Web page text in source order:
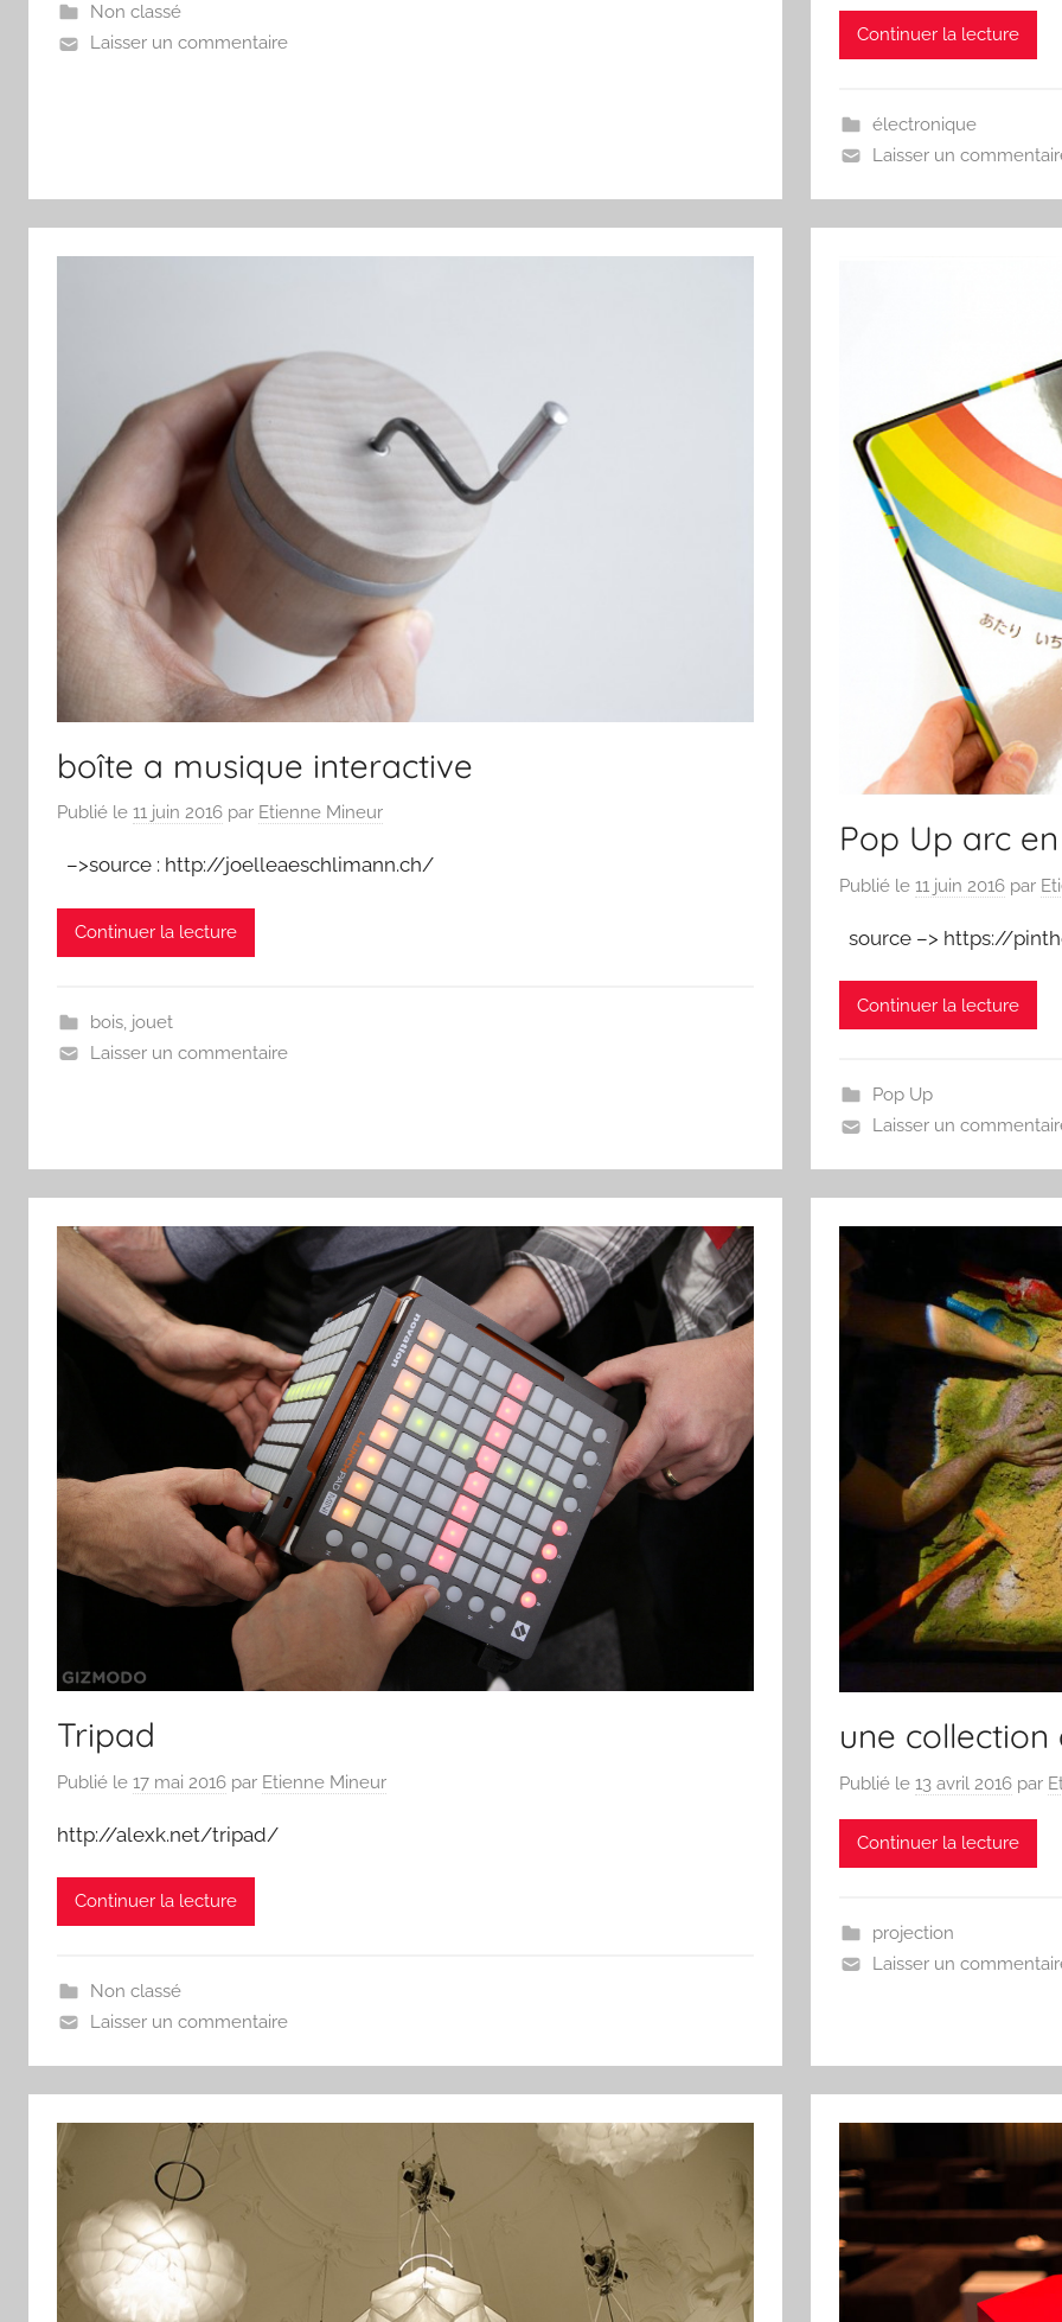
Non classé
Laisser un commentaire
Continuer la lecture
électronique
Laisser un
boîte a musique interactive
Publié le 11 juin 2016 par Etienne Mineur
–>source : http://joelleaeschlimann.ch/
Continuer la lecture
bois, jouet
Laisser un commentaire
Pop Up arc
Publié le 11 juin 2016 par
source –> https://
Continuer la lecture
Pop Up
Laisser un
Tripad
Publié le 17 mai 2016 par Etienne Mineur
http://alexk.net/tripad/
Continuer la lecture
Non classé
Laisser un commentaire
une
Publié le 13 avril 2016 par
Continuer la lecture
projection
Laisser un